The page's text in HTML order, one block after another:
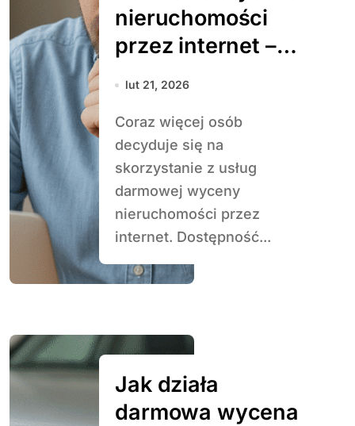
nieruchomości
przez internet –
czy to bezpieczne
lut 21, 2026
Coraz więcej osób
decyduje się na
skorzystanie z usług
darmowej wyceny
nieruchomości przez
internet. Dostępność...
Jak działa
darmowa wycena